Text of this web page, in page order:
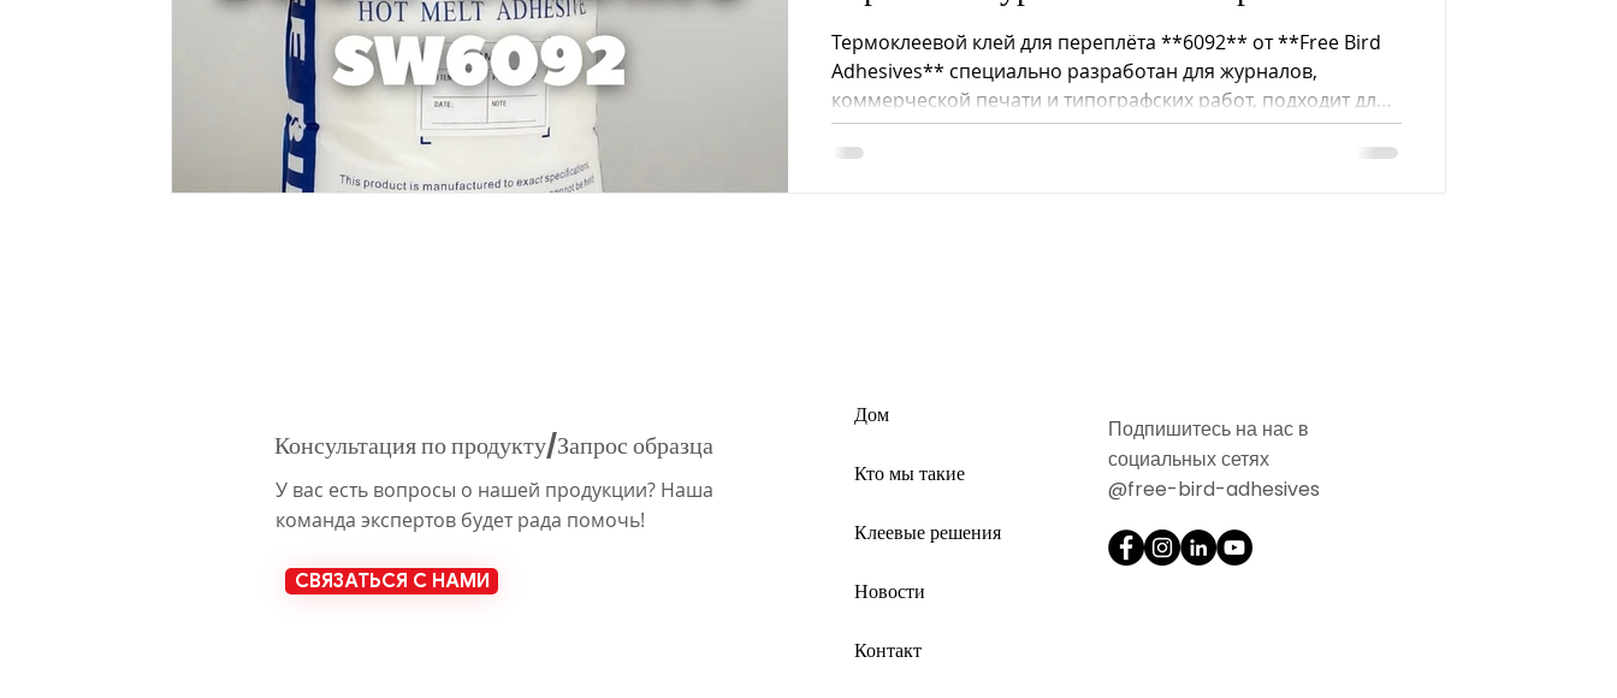
печати
Термоклеевой клей для переплёта **6092** от **Free Bird
Adhesives** специально разработан для журналов,
коммерческой печати и типографских работ, подходит для
стандартной мелованной бумаги плотностью до **200 г/
м²**. Отличная адгезия, идеальная способность к
Консультация по продукту/Запрос образца
У вас есть вопросы о нашей продукции? Наша
команда экспертов будет рада помочь!
СВЯЗАТЬСЯ С НАМИ
Дом
Кто мы такие
Клеевые решения
Новости
Контакт
Подпишитесь на нас в
социальных сетях
@free-bird-adhesives